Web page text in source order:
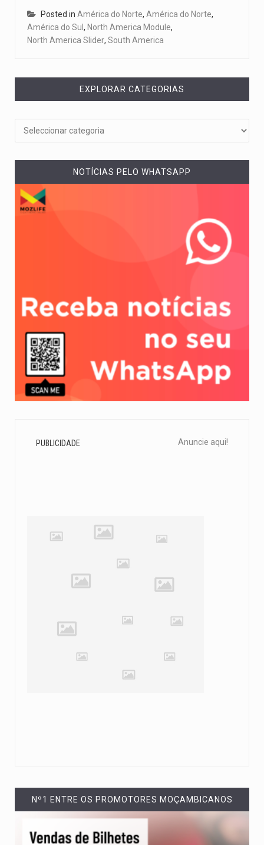
Posted in América do Norte, América do Norte,
América do Sul , North America Module,
North America Slider, South America
EXPLORAR CATEGORIAS
NOTÍCIAS PELO WHATSAPP
PUBLICIDADE Anuncie aqui!
Nº1 ENTRE OS PROMOTORES MOÇAMBICANOS